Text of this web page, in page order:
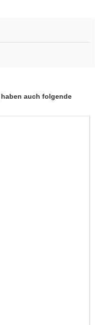
auch folgende